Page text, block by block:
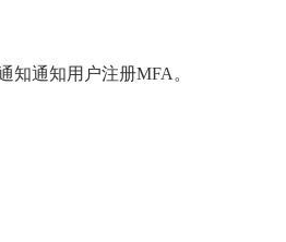
知通知用户注册MFA。